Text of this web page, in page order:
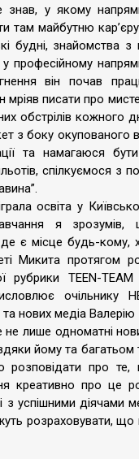
знав, у якому
там майбутню
будні, знайомства з
він почав
мріяв писати про
обстрілів кожного
з боку
та намагаюся
спілкуємося з
освіта у
я зрозумів,
є місце будь-кому,
Микита протягом
рубрики TEEN-TEAM
очільнику
нових медіа
лише одноматні
йому та
розповідати про
креативно про це
з успішними діячами
розраховувати, що